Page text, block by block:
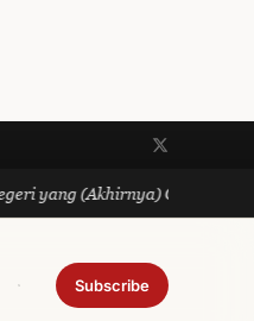
yang (Akhirnya) Gratis dan
Subscribe